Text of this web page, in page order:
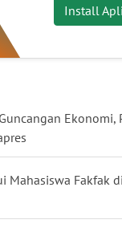
Install
Ekonomi,
Mahasiswa Fakfak